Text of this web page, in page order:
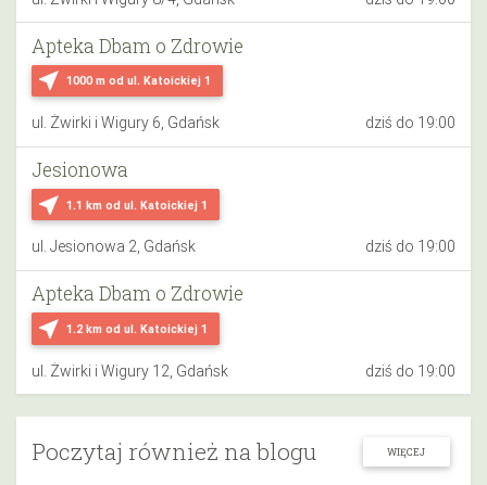
near_me 1000 m od ul. Katoickiej 1
Apteka Dbam o Zdrowie
ul. Żwirki i Wigury 6, Gdańsk dziś do 19:00
near_me 1.1 km od ul. Katoickiej 1
Jesionowa
ul. Jesionowa 2, Gdańsk dziś do 19:00
near_me 1.2 km od ul. Katoickiej 1
Apteka Dbam o Zdrowie
ul. Żwirki i Wigury 12, Gdańsk dziś do 19:00
Poczytaj również na blogu WIĘCEJ